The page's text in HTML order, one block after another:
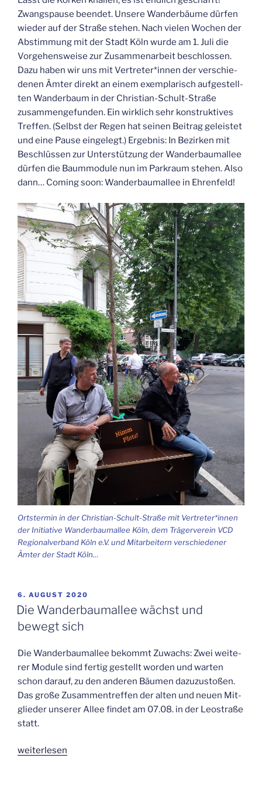
Zwangs­pau­se been­det. Unse­re Wan­der­bäu­me dür­fen
wie­der auf der Stra­ße ste­hen. Nach vie­len Wochen der
Abstim­mung mit der Stadt Köln wur­de am 1. Juli die
Vor­ge­hens­wei­se zur Zusam­men­ar­beit beschlos­sen.
Dazu haben wir uns mit Vertreter*innen der ver­schie­
de­nen Ämter direkt an einem exem­pla­risch auf­ge­stell­
ten Wan­der­baum in der Chris­ti­an-Schult-Stra­ße
zusam­men­ge­fun­den. Ein wirk­lich sehr kon­struk­ti­ves
Tref­fen. (Selbst der Regen hat sei­nen Bei­trag geleis­tet
und eine Pau­se ein­ge­legt.) Ergeb­nis: In Bezir­ken mit
Beschlüs­sen zur Unter­stüt­zung der Wan­der­baum­al­lee
dür­fen die Baum­mo­du­le nun im Park­raum ste­hen. Also
dann… Coming soon: Wan­der­baum­al­lee in Ehrenfeld!
Orts­ter­min in der Chris­ti­an-Schult-Stra­ße mit Vertreter*innen
der Initia­ti­ve Wan­der­baum­al­lee Köln, dem Trä­ger­ver­ein VCD
Regio­nal­ver­band Köln e.V. und Mit­ar­bei­tern ver­schie­de­ner
Ämter der Stadt Köln…
VERÖFFENTLICHT
AM
6. AUGUST 2020
Die Wan­der­baum­al­lee wächst und
bewegt sich
Die Wan­der­baum­al­lee bekommt Zuwachs: Zwei wei­te­
rer Modu­le sind fer­tig gestellt wor­den und war­ten
schon dar­auf, zu den ande­ren Bäu­men dazu­zu­sto­ßen.
Das gro­ße Zusam­men­tref­fen der alten und neu­en Mit­
glie­der unse­rer Allee fin­det am 07.08. in der Leo­stra­ße
statt.
„Die
wei­ter­le­sen